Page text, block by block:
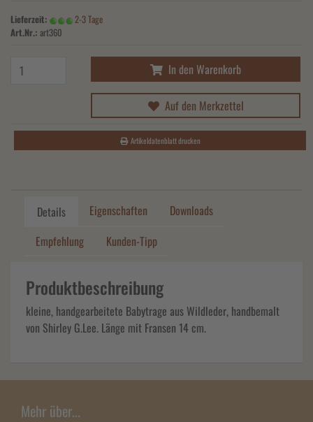
Lieferzeit:
2-3 Tage
Art.Nr.: art360
In den Warenkorb
Auf den Merkzettel
Artikeldatenblatt drucken
Details Eigenschaften
Downloads
Empfehlung
Kunden-Tipp
Produktbeschreibung
kleine, handgearbeitete Babytrage aus Wildleder, handbemalt
von Shirley G.Lee. Länge mit Fransen 14 cm.
Mehr über...